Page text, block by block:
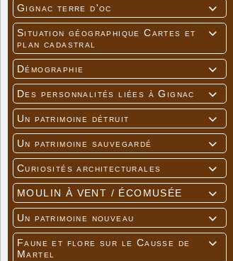

Gignac terre d'oc

Situation géographique Cartes et
plan cadastral

Démographie

Des personnalités liées à Gignac

Un patrimoine détruit

Un patrimoine sauvegardé

Curiosités architecturales

MOULIN À VENT / ÉCOMUSÉE

Un patrimoine nouveau

Faune et flore sur le Causse de
Martel